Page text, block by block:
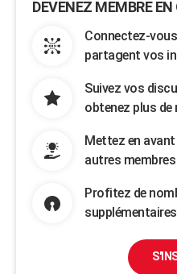
DEVENEZ MEMBRE
Connectez-
partagent vos
Suivez vos
obtenez plus de
Mettez en
autres membres
Profitez de